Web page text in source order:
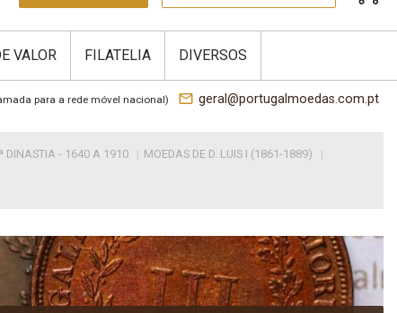
VALOR FILATELIA DIVERSOS
para a rede móvel nacional) mail_outline geral@portugalmoedas.com.pt
DINASTIA - 1640 A 1910 MOEDAS DE D. LUIS I (1861-1889)